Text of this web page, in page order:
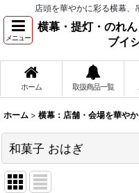
店頭を華やかに彩る横幕、
メニュー
横幕・提灯・のれ
ブイ
ホーム 取扱商品一覧
ホーム > 横幕：店舗・会場を華や
和菓子 おはぎ